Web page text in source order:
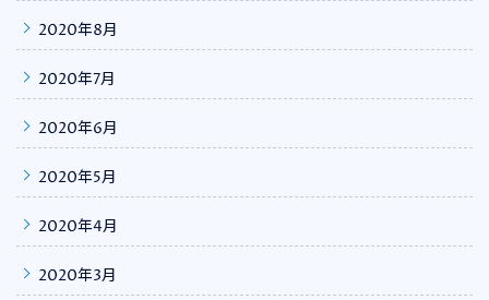
2020年8月
2020年7月
2020年6月
2020年5月
2020年4月
2020年3月